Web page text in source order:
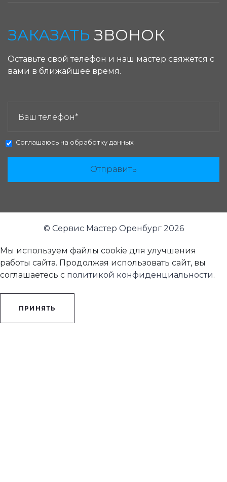
ЗАКАЗАТЬ ЗВОНОК
Оставьте свой телефон и наш мастер свяжется с
вами в ближайшее время.
Соглашаюсь на обработку данных
Отправить
© Сервис Мастер Оренбург 2026
Мы используем файлы cookie для улучшения
работы сайта. Продолжая использовать сайт, вы
соглашаетесь с политикой конфиденциальности.
ПРИНЯТЬ